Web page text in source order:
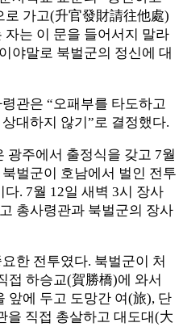
로 가고(升官發財請往他處)
는 이 문을 들어서지 말라
야말로 북벌군의 정신에 대
관은 “오패부를 타도하고
대하지 않기”로 결정했다.
광주에서 출정식을 갖고 7월
벌군이 호남에서 벌인 전투
. 7월 12일 새벽 3시 장사
총사령관과 북벌군의 장사
한 전투였다. 북벌군이 처
접 하승교(賀勝橋)에 와서
앞에 두고 도망간 여(旅), 단
을 직접 총살하고 대도대(大